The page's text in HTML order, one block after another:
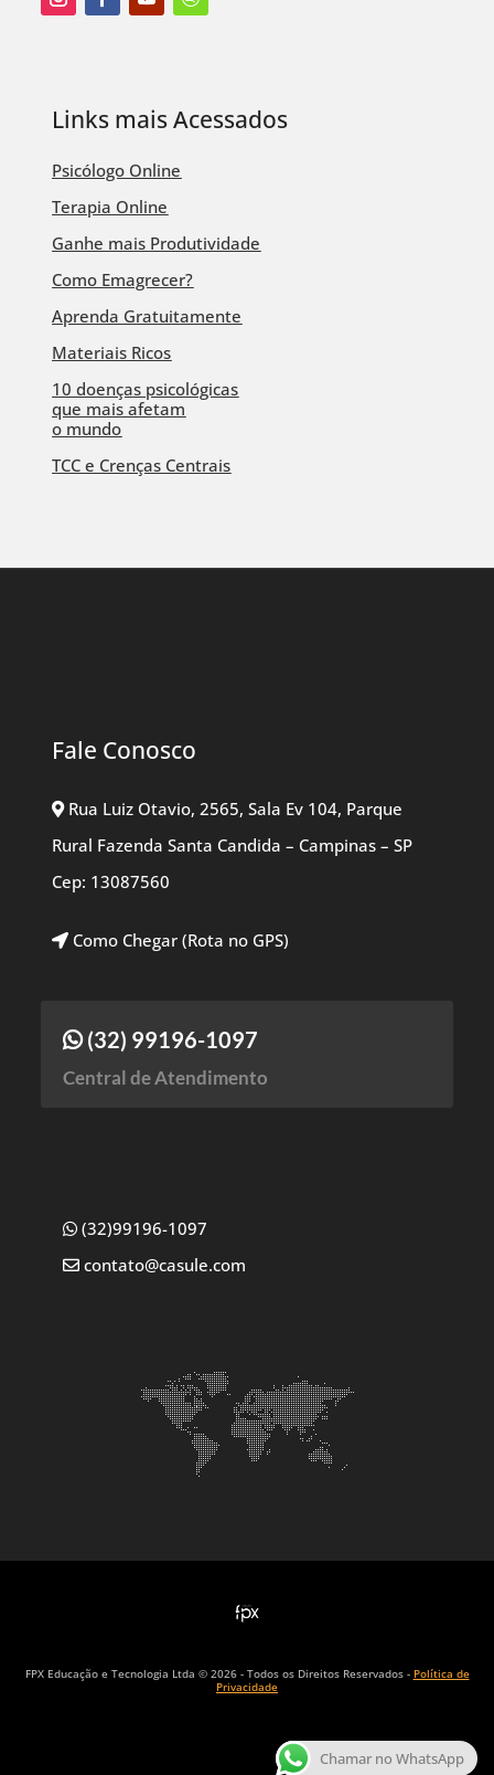
Links mais Acessados
Psicólogo Online
Terapia Online
Ganhe mais Produtividade
Como Emagrecer?
Aprenda Gratuitamente
Materiais Ricos
10 doenças psicológicas
que mais afetam
o mundo
TCC e Crenças Centrais
Fale Conosco
Rua Luiz Otavio, 2565, Sala Ev 104, Parque
Rural Fazenda Santa Candida – Campinas – SP
Cep: 13087560
Como Chegar (Rota no GPS)
(32) 99196-1097
Central de Atendimento
(32)99196-1097
contato@casule.com
FPX Educação e Tecnologia Ltda © 2026 - Todos os Direitos Reservados - Política de
Privacidade
Chamar no WhatsApp